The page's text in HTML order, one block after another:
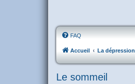
FAQ
Accueil La dépression
Le sommeil